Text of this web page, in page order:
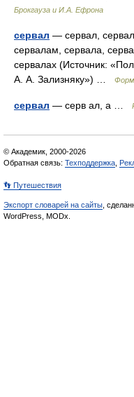
Брокгауза и И.А. Ефрона
сервал — сервал,
сервалам, сервала,
сервалах (Источник:
А. А. Зализняку») …
сервал — серв ал, а …
© Академик, 2000-2026
Обратная связь: Техподдержка
👣 Путешествия
Экспорт словарей на сайты ,
WordPress, MODx.